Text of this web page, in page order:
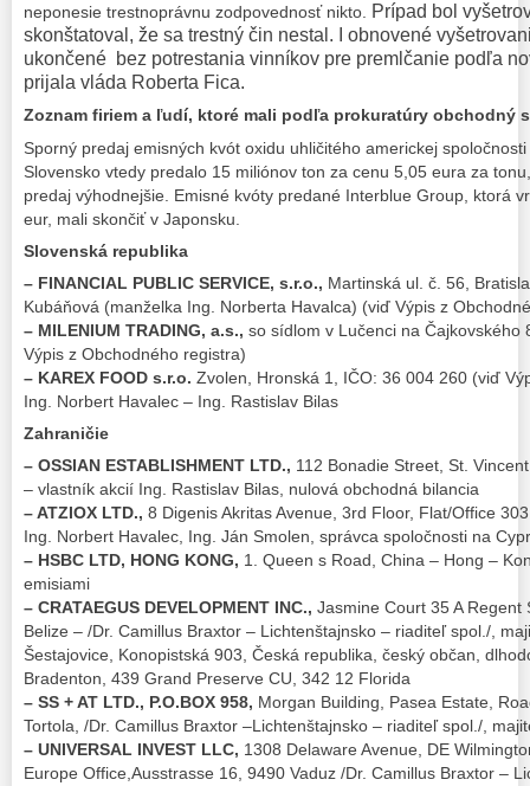
neponesie trestnoprávnu zodpovednosť nikto. Prípad bol
skonštatoval, že sa trestný čin nestal. I obnovené
ukončené bez potrestania vinníkov pre premlčanie podľa
prijal a vláda Roberta Fica.
Zoznam firiem a ľudí, ktoré mali podľa prokuratúry obchodný
Sporný predaj emisných kvót oxidu uhličitého americkej
Slovensko vtedy predalo 15 miliónov ton za cenu 5,05 eura za
predaj výhodnejšie. Emisné kvóty predané Interblue Group, ktorá
eur, mali skončiť v Japonsku.
Slovenská republika
– FINANCIAL PUBLIC SERVICE, s.r.o., Martinská ul. č. 56,
Kubáňová (manželka Ing. Norberta Havalca) (viď Výpis z
– MILENIUM TRADING, a.s., so sídlom v Lučenci na Čajkovského
Výpis z Obchodného registra)
– KAREX FOOD s.r.o. Zvolen, Hronská 1, IČO: 36 004 260 (viď
Ing. Norbert Havalec – Ing. Rastislav Bilas
Zahraničie
– OSSIAN ESTABLISHMENT LTD., 112 Bonadie Street, St.
– vlastník akcií Ing. Rastislav Bilas, nulová obchodná bilancia
– ATZIOX LTD., 8 Digenis Akritas Avenue, 3rd Floor, Flat/Office
Ing. Norbert Havalec, Ing. Ján Smolen, správca spoločnosti na
– HSBC LTD, HONG KONG, 1. Queen s Road, China – Hong –
emisiami
– CRATAEGUS DEVELOPMENT INC., Jasmine Court 35 A Regent
Belize – /Dr. Camillus Braxtor – Lichtenštajnsko – riaditeľ spol./,
Šestajovice, Konopistská 903, Česká republika, český občan,
Bradenton, 439 Grand Preserve CU, 342 12 Florida
– SS + AT LTD., P.O.BOX 958, Morgan Building, Pasea Estate,
Tortola, /Dr. Camillus Braxtor –Lichtenštajnsko – riaditeľ spol./,
– UNIVERSAL INVEST LLC, 1308 Delaware Avenue, DE
Europe Office,Ausstrasse 16, 9490 Vaduz /Dr. Camillus Braxtor –